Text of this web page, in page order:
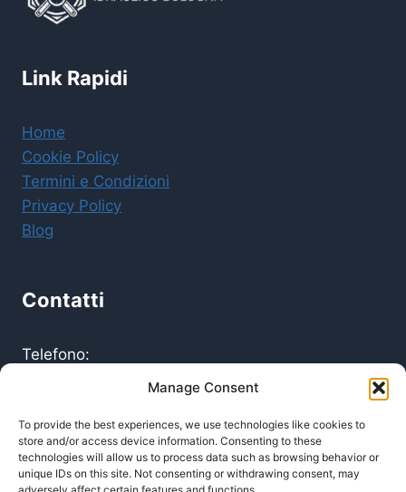
Manage Consent
To provide the best experiences, we use technologies like cookies to
store and/or access device information. Consenting to these
technologies will allow us to process data such as browsing behavior or
unique IDs on this site. Not consenting or withdrawing consent, may
Link Rapidi
Home
Cookie Policy
Termini e Condizioni
Privacy Policy
Blog
Contatti
Telefono:
info@pronto-intervento24.it
Disponibilita
24/7 - Sempre operativi